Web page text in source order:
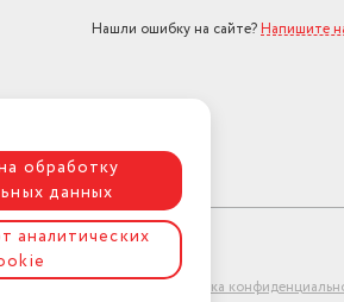
Нашли ошибку на сайте? Напишите
Политика
обработку
данных
аналитических